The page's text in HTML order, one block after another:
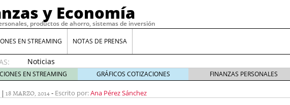
y Economía
productos de ahorro, sistemas de inversión
EN STREAMING NOTAS DE PRENSA
Noticias
de XRP
por qué
las
EN STREAMING GRÁFICOS COTIZACIONES FINANZAS PERSONALES
| 18 MARZO, 2014- Escrito por:Ana Pérez Sánchez